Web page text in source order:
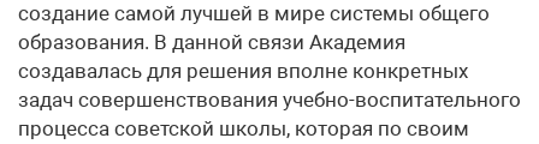
создание самой лучшей в мире системы общего
образования. В данной связи Академия
создавалась для решения вполне конкретных
задач совершенствования учебно-воспитательного
процесса советской школы, которая по своим